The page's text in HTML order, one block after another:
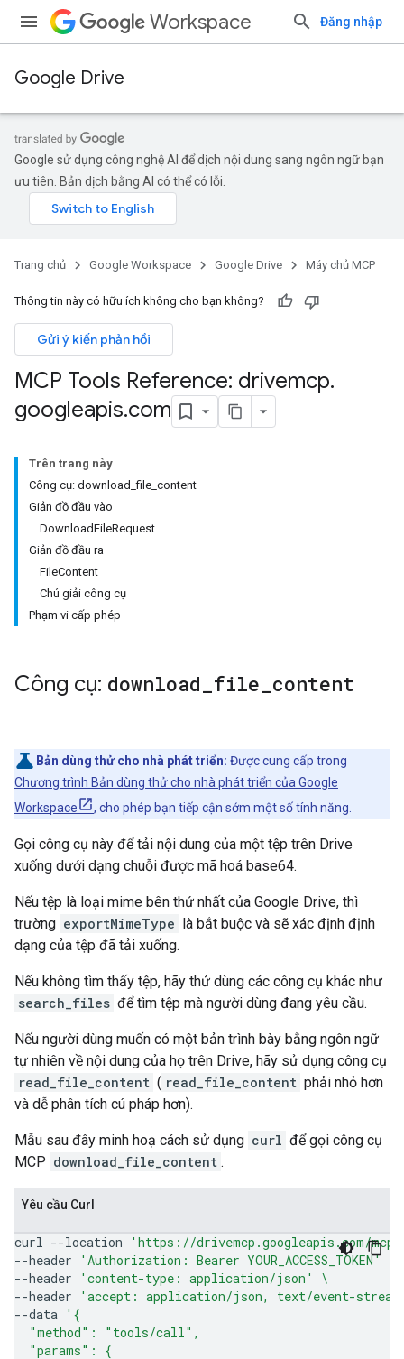
Workspace Đăng nhập
Google Drive
Google sử dụng công nghệ AI để dịch nội dung sang ngôn ngữ bạn
ưu tiên. Bản dịch bằng AI có thể có lỗi.
Trang chủ Google Workspace Google Drive Máy chủ MCP
Thông tin này có hữu ích không cho bạn không?
Gửi ý kiến phản hồi
MCP Tools Reference: drivemcp.
googleapis.com
Trên trang này
Công cụ: download_file_content
Giản đồ đầu vào
DownloadFileRequest
Giản đồ đầu ra
FileContent
Chú giải công cụ
Phạm vi cấp phép
Công cụ: download file content
Bản dùng thử cho nhà phát triển: Được cung cấp trong
Chương trình Bản dùng thử cho nhà phát triển của Google
Workspace
, cho phép bạn tiếp cận sớm một số tính năng.
Gọi công cụ này để tải nội dung của một tệp trên Drive
xuống dưới dạng chuỗi được mã hoá base64.
Nếu tệp là loại mime bên thứ nhất của Google Drive, thì
trường exportMimeType là bắt buộc và sẽ xác định định
dạng của tệp đã tải xuống.
Nếu không tìm thấy tệp, hãy thử dùng các công cụ khác như
search_files để tìm tệp mà người dùng đang yêu cầu.
Nếu người dùng muốn có một bản trình bày bằng ngôn ngữ
tự nhiên về nội dung của họ trên Drive, hãy sử dụng công cụ
read_file_content ( read_file_content phải nhỏ hơn
và dễ phân tích cú pháp hơn).
Mẫu sau đây minh hoạ cách sử dụng curl để gọi công cụ
MCP download_file_content .
Yêu cầu Curl
curl --location
'https://drivemcp.googleapis.com/
--header
'Authorization: Bearer YOUR_ACCESS_TOKEN'
--header
'content-type: application/json'
\
--header
'accept: application/json, text/event-
--data '{
  "method": "tools/call",
  "params": {